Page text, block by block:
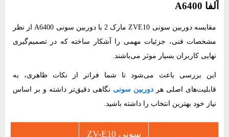
آلفا A6400
مقایسه دوربین سونی ZVE10 مارک 2 با دوربین سونی A6400
از نظر
مشخصات فنی، جزئیات مهمی را آشکار ساخته که در تصمیم‌گیری
نهایی کاربران بسیار موثر می‌باشند.
این بررسی باعث می‌شود تا شما فراتر از نکات ظاهری، به
قابلیت‌های اصلی هر دوربین سونی نگاهی دقیق‌تر داشته و بر اساس
نیاز خود بهترین انتخاب را داشته باشید.
سونی ZV-E10